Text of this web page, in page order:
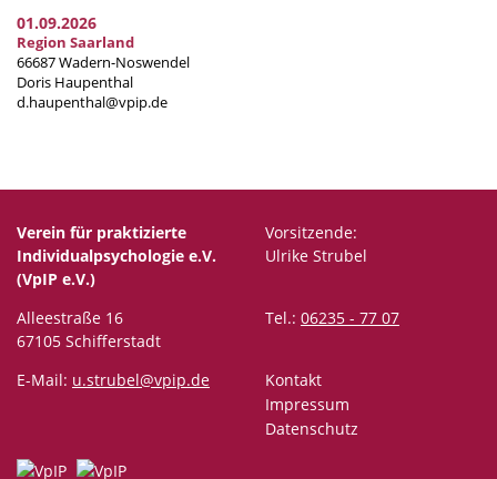
01.09.2026
Region Saarland
66687 Wadern-Noswendel
Doris Haupenthal
d.haupenthal@vpip.de
Verein für praktizierte
Individualpsychologie e.V.
(VpIP e.V.)
Vorsitzende:
Ulrike Strubel
Alleestraße 16
67105 Schifferstadt
Tel.: 06235 - 77 07
E-Mail: u.strubel@vpip.de
Kontakt
Impressum
Datenschutz